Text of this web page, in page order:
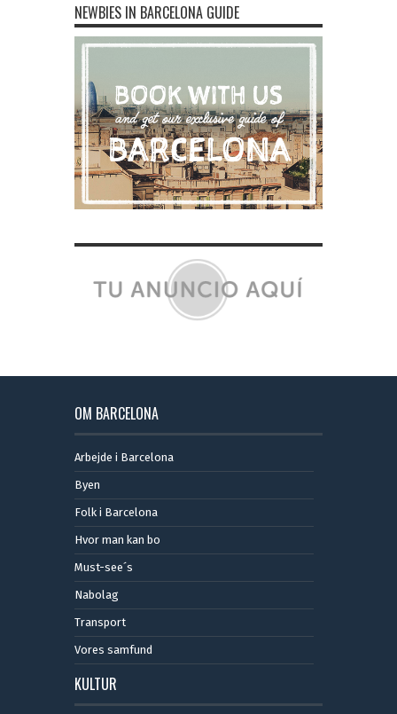
NEWBIES IN BARCELONA GUIDE
OM BARCELONA
Arbejde i Barcelona
Byen
Folk i Barcelona
Hvor man kan bo
Must-see´s
Nabolag
Transport
Vores samfund
KULTUR